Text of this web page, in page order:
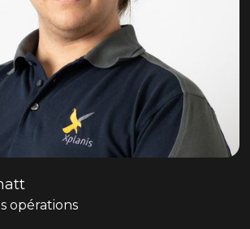
opérations